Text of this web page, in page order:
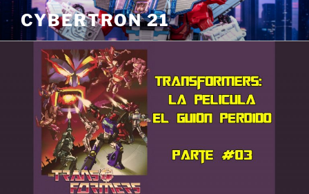
Skip
to
content
CYBERTRON 21